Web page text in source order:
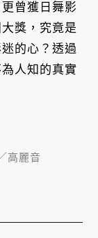
曾獲日舞影
獎，究竟是
的心？透過
人知的真實
高麗音